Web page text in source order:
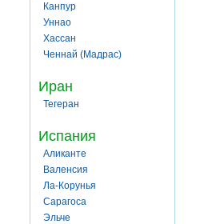
Канпур
Уннао
Хассан
Ченнай (Мадрас)
Иран
Тегеран
Испания
Аликанте
Валенсия
Ла-Корунья
Сарагоса
Эльче